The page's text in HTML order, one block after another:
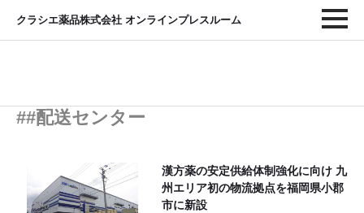
クラシエ薬品株式会社 オンラインプレスルーム
##配送センター
漢方薬の安定供給体制強化に向け 九
州エリア初の物流拠点を福岡県小郡
市に新設